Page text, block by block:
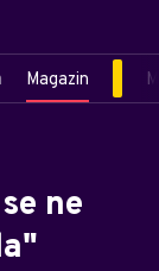
Magazin
ne